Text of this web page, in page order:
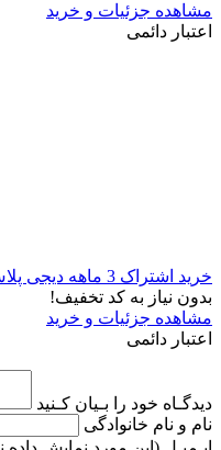
مشاهده جزئیات و خرید
اعتبار دائمی
خرید اشتراک 3 ماهه دیجی پلاس با 42% تخفیف
بدون نیاز به کد تخفیف!
مشاهده جزئیات و خرید
اعتبار دائمی
دیدگـاه خود را بـیان کـنید
نام و نام خانوادگی